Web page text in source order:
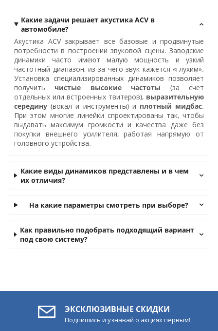
Какие задачи решает акустика ACV в
автомобиле?
Акустика ACV закрывает все базовые и продвинутые
потребности в построении звуковой сцены. Заводские
динамики часто имеют малую мощность и узкий
частотный диапазон, из-за чего звук кажется «глухим».
Установка специализированных динамиков позволяет
получитьчистые высокие частоты (за счет
отдельных или встроенных твитеров), выразительную
середину (вокал и инструменты) и плотный мидбас.
При этом многие линейки спроектированы так, чтобы
выдавать максимум громкости и качества даже без
покупки внешнего усилителя, работая напрямую от
головного устройства.
Какие виды динамиков представлены и в чем
их отличия?
На какие параметры смотреть при выборе?
Как правильно подобрать подходящий вариант
под свою систему?
ЭКСКЛЮЗИВНЫЕ СКИДКИ
Подпишись и узнавай о акциях первым!